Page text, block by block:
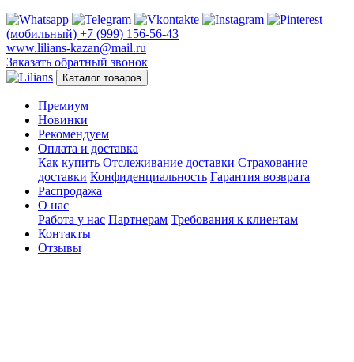
(мобильный) +7 (999) 156-56-43
www.lilians-kazan@mail.ru
Заказать обратный звонок
Каталог товаров
Премиум
Новинки
Рекомендуем
Оплата и доставка
Как купить Отслеживание доставки Страхование
доставки Конфиденциальность Гарантия возврата
Распродажа
О нас
Работа у нас Партнерам Требования к клиентам
Контакты
Отзывы